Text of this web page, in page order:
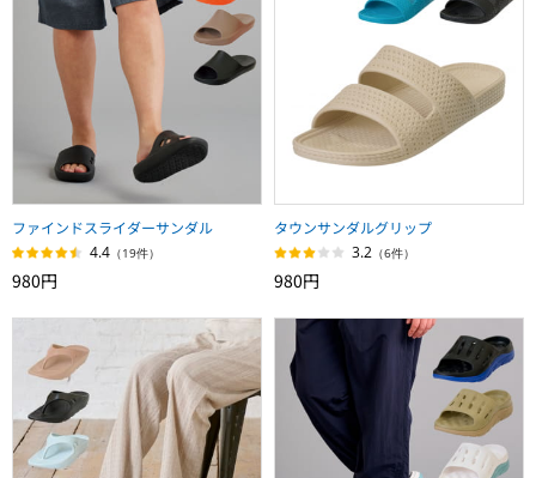
ファインドスライダーサンダル
4.4 （19件）
980円
タウンサンダルグリップ
3.2 （6件）
980円